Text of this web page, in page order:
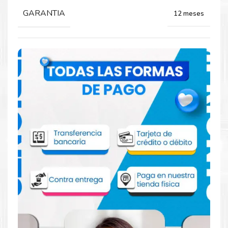
Comprar TINTA BROTHER 5001 MAGENTA
para impresora BROTHER 220 310 420
Aprovecha nuestra experiencia y atención para adquirir tus
productos. Tenemos promociones todos los días. Escríbenos o
visítanos hoy para encontrar la solución perfecta para tu
impresora
Brother , como laTINTA BROTHER 5001 MAGENTA
GARANTIA 12 meses